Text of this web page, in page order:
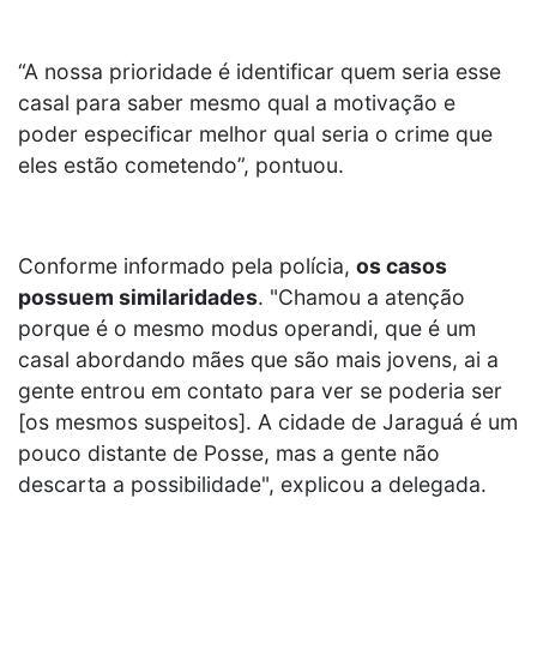
“A nossa prioridade é identificar quem seria esse
casal para saber mesmo qual a motivação e
poder especificar melhor qual seria o crime que
eles estão cometendo”, pontuou.
Conforme informado pela polícia, os casos
possuem similaridades. "Chamou a atenção
porque é o mesmo modus operandi, que é um
casal abordando mães que são mais jovens, ai a
gente entrou em contato para ver se poderia ser
[os mesmos suspeitos]. A cidade de Jaraguá é um
pouco distante de Posse, mas a gente não
descarta a possibilidade", explicou a delegada.